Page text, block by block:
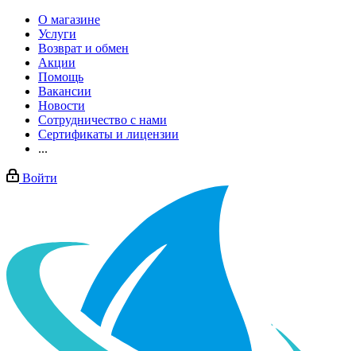
О магазине
Услуги
Возврат и обмен
Акции
Помощь
Вакансии
Новости
Сотрудничество с нами
Сертификаты и лицензии
...
Войти